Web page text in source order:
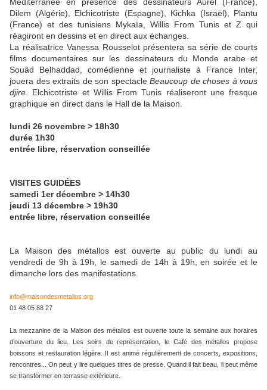
Dilem (Algérie), Elchicotriste (Espagne), Kichka (Israël), Plantu
(France) et des tunisiens Mykaïa, Willis From Tunis et Z qui
réagiront en dessins et en direct aux échanges.
La réalisatrice Vanessa Rousselot présentera sa série de courts
films documentaires sur les dessinateurs du Monde arabe et
Souâd Belhaddad, comédienne et journaliste à France Inter,
jouera des extraits de son spectacle Beaucoup de choses à vous
djire . Elchicotriste et Willis From Tunis réaliseront une fresque
graphique en direct dans le Hall de la Maison.
lundi 26 novembre > 18h30
durée 1h30
entrée libre, réservation conseillée
VISITES GUIDÉES
samedi 1er décembre > 14h30
jeudi 13 décembre > 19h30
entrée libre, réservation conseillée
La Maison des métallos est ouverte au public du lundi au
vendredi de 9h à 19h, le samedi de 14h à 19h, en soirée et le
dimanche lors des manifestations.
info@maisondesmetallos.org
01 48 05 88 27
La mezzanine de la Maison des métallos est ouverte toute la semaine aux horaires
d’ouverture du lieu. Les soirs de représentation, le Café des métallos propose
boissons et restauration légère. Il est animé régulièrement de concerts, expositions,
rencontres... On peut y lire quelques titres de presse. Quand il fait beau, il peut même
se transformer en terrasse extérieure.